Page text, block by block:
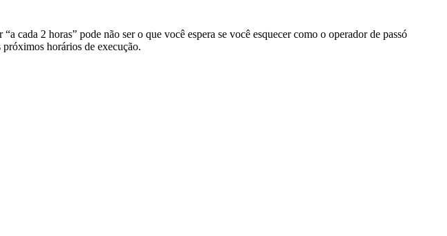
cada 2 horas” pode não ser o que você espera se você esquecer como o operador de passó
horários de execução.